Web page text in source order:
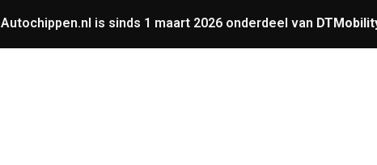
Autochippen.nl is sinds 1 maart 2026 onderdeel van